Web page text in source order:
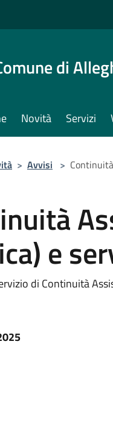
di
Novità Servizi
> Avvisi >
e
di Continuità